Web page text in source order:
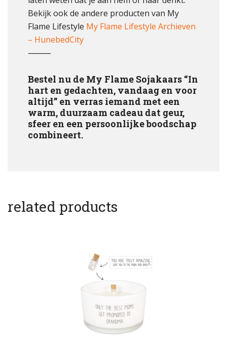
Bekijk ook de andere producten van My
Flame Lifestyle My Flame Lifestyle Archieven
– HunebedCity
⸻
Bestel nu de My Flame Sojakaars “In
hart en gedachten, vandaag en voor
altijd” en verras iemand met een
warm, duurzaam cadeau dat geur,
sfeer en een persoonlijke boodschap
combineert.
related products